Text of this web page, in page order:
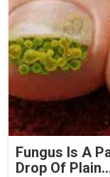
Fungus Is A
Drop Of